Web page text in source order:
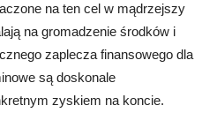
na ten cel w mądrzejszy
na gromadzenie środków i
zaplecza finansowego dla
są doskonale
zyskiem na koncie.